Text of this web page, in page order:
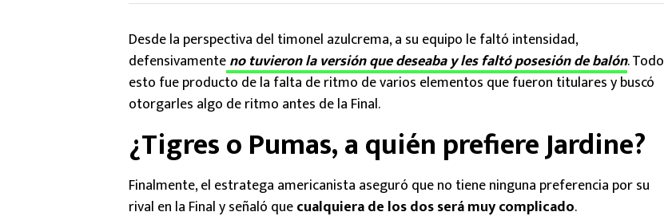
Desde la perspectiva del timonel azulcrema, a su equipo le faltó intensidad,
defensivamenteno tuvieron la versión que deseaba y les faltó posesión de balón. Todo
esto fue producto de la falta de ritmo de varios elementos que fueron titulares y buscó
otorgarles algo de ritmo antes de la Final.
¿Tigres o Pumas, a quién prefiere Jardine?
Finalmente, el estratega americanista aseguró que no tiene ninguna preferencia por su
rival en la Final y señaló quecualquiera de los dos será muy complicado.